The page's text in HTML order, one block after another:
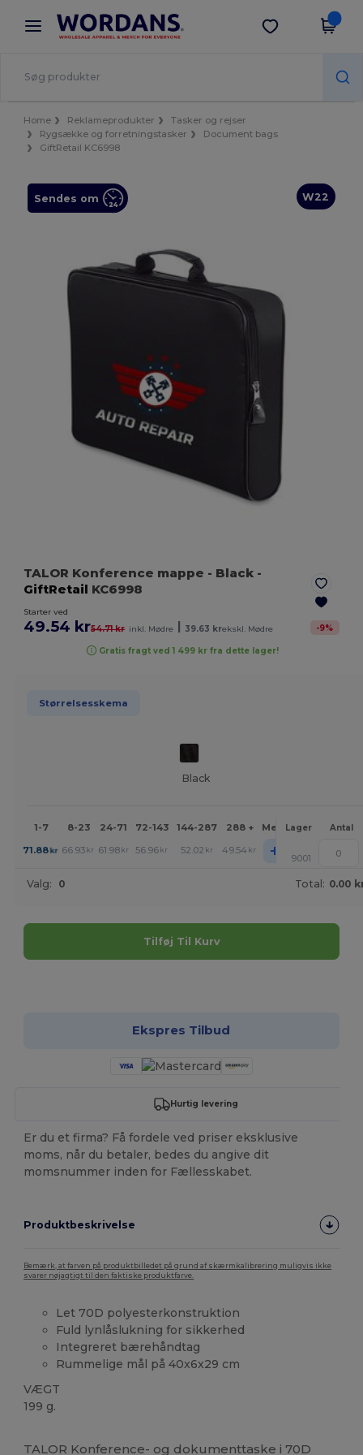
× Wordans-app
Bedre priser i appen!
Hent app
Home Reklameprodukter
Tasker og rejser
Rygsække og forretningstasker
Document bags
GiftRetail KC6998
W22
Sendes om
TALOR Konference mappe - Black -
GiftRetail KC6998
Starter ved
49.54 kr54.71 kr inkl. Mødre 39.63 krekskl. Mødre -9%
Gratis fragt ved 1 499 kr fra dette lager!
Størrelsesskema
Black
1-7 8-23 24-71 72-143 144-287 288 + MereLager Antal
71.88kr 66.93 kr 61.98 kr 56.96 kr 52.02 kr 49.54 kr + 9001
Valg: 0 Total: 0.00
Tilføj Til Kurv
Ekspres Tilbud
Hurtig levering
Er du et firma? Få fordele ved priser eksklusive
moms, når du betaler, bedes du angive dit
momsnummer inden for Fællesskabet.
Produktbeskrivelse
Bemærk, at farven på produktbilledet på grund af skærmkalibrering muligvis ikke
svarer nøjagtigt til den faktiske produktfarve.
Let 70D polyesterkonstruktion
Fuld lynlåslukning for sikkerhed
Integreret bærehåndtag
Rummelige mål på 40x6x29 cm
VÆGT
199 g.
TALOR Konference- og dokumenttaske i 70D